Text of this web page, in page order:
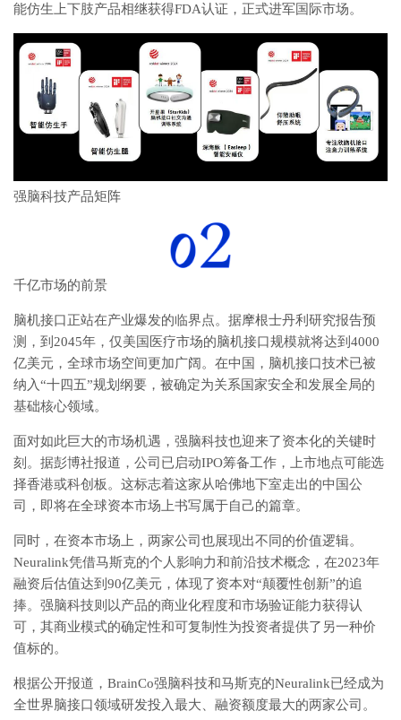
能仿生上下肢产品相继获得FDA认证，正式进军国际市场。
强脑科技产品矩阵
千亿市场的前景
脑机接口正站在产业爆发的临界点。据摩根士丹利研究报告预
测，到2045年，仅美国医疗市场的脑机接口规模就将达到4000
亿美元，全球市场空间更加广阔。在中国，脑机接口技术已被
纳入“十四五”规划纲要，被确定为关系国家安全和发展全局的
基础核心领域。
面对如此巨大的市场机遇，强脑科技也迎来了资本化的关键时
刻。据彭博社报道，公司已启动IPO筹备工作，上市地点可能选
择香港或科创板。这标志着这家从哈佛地下室走出的中国公
司，即将在全球资本市场上书写属于自己的篇章。
同时，在资本市场上，两家公司也展现出不同的价值逻辑。
Neuralink凭借马斯克的个人影响力和前沿技术概念，在2023年
融资后估值达到90亿美元，体现了资本对“颠覆性创新”的追
捧。强脑科技则以产品的商业化程度和市场验证能力获得认
可，其商业模式的确定性和可复制性为投资者提供了另一种价
值标的。
根据公开报道，BrainCo强脑科技和马斯克的Neuralink已经成为
全世界脑接口领域研发投入最大、融资额度最大的两家公司。